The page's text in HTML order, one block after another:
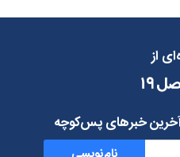
از
آخرین خبرهای پس‌کوچه